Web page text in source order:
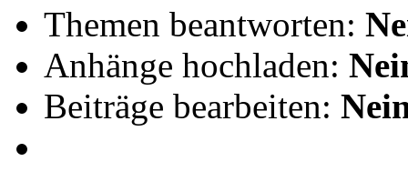
Themen beantworten:
Anhänge hochladen:
Beiträge bearbeiten: